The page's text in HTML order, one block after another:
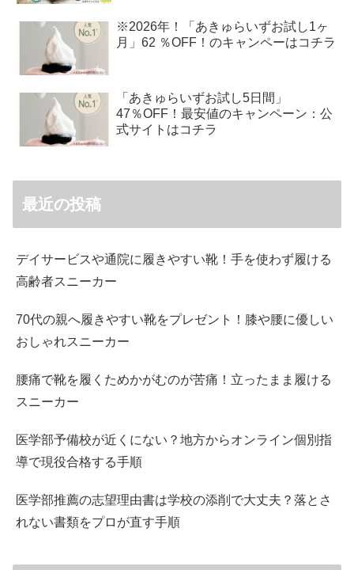
※2026年！「あきゅらいずお試し1ヶ
月」62 ％OFF！のキャンペーはコチラ
「あきゅらいずお試し5日間」
47％OFF！最安値のキャンペーン：公
式サイトはコチラ
最近の投稿
デイサービスや通院に履きやすい靴！手を使わず履ける
高齢者スニーカー
70代の親へ履きやすい靴をプレゼント！膝や腰に優しい
おしゃれスニーカー
腰痛で靴を履くためかがむのが苦痛！立ったまま履ける
スニーカー
医学部予備校が近くにない？地方からオンライン個別指
導で現役合格する手順
医学部推薦の志望理由書は学校の添削で大丈夫？落とさ
れない書類をプロが直す手順